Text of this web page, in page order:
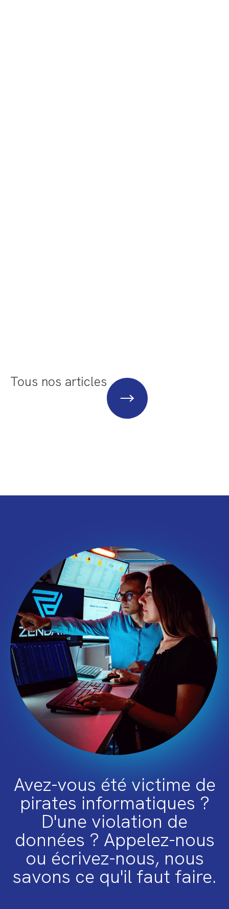
Tous nos articles
Avez-vous été victime de
pirates informatiques ?
D'une violation de
données ? Appelez-nous
ou écrivez-nous, nous
savons ce qu'il faut faire.